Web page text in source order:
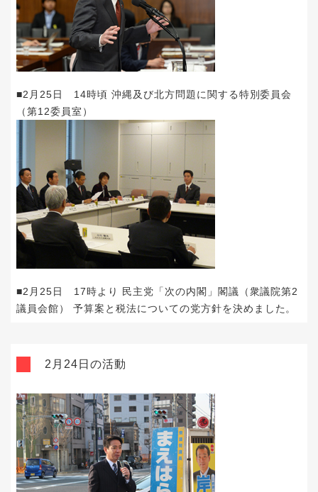
■2月25日 14時頃 沖縄及び北方問題に関する特別委員会
（第12委員室）
■2月25日 17時より 民主党「次の内閣」閣議（衆議院第2
議員会館） 予算案と税法についての党方針を決めました。
2月24日の活動